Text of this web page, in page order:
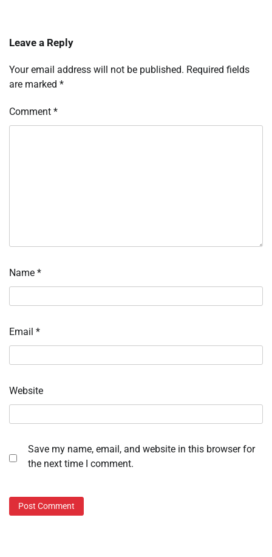
Leave a Reply
Your email address will not be published. Required fields
are marked *
Comment *
Name *
Email *
Website
Save my name, email, and website in this browser for
the next time I comment.